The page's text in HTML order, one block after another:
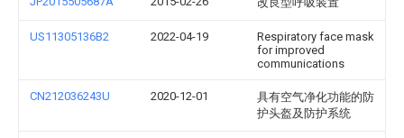
US11305136B2 2022-04-19
Respiratory face mask
for improved
communications
CN212036243U 2020-12-01
具有空气净化功能的防
护头盔及防护系统